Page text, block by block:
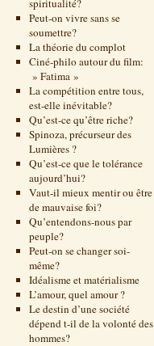
spiritualité?
Peut-on vivre sans se
soumettre?
La théorie du complot
Ciné-philo autour du film:
» Fatima »
La compétition entre tous,
est-elle inévitable?
Qu’est-ce qu’être riche?
Spinoza, précurseur des
Lumières ?
Qu’est-ce que le tolérance
aujourd’hui?
Vaut-il mieux mentir ou être
de mauvaise foi?
Qu’entendons-nous par
peuple?
Peut-on se changer soi-
même?
Idéalisme et matérialisme
L’amour, quel amour ?
Le destin d’une société
dépend t-il de la volonté des
hommes?